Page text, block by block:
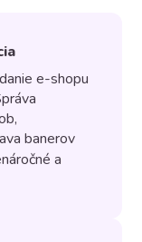
e-shopu
banerov
a